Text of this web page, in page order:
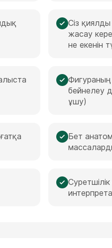
Сіз
жасау
не екенін
Фигураның
бейнелеу
ұшу)
Бет